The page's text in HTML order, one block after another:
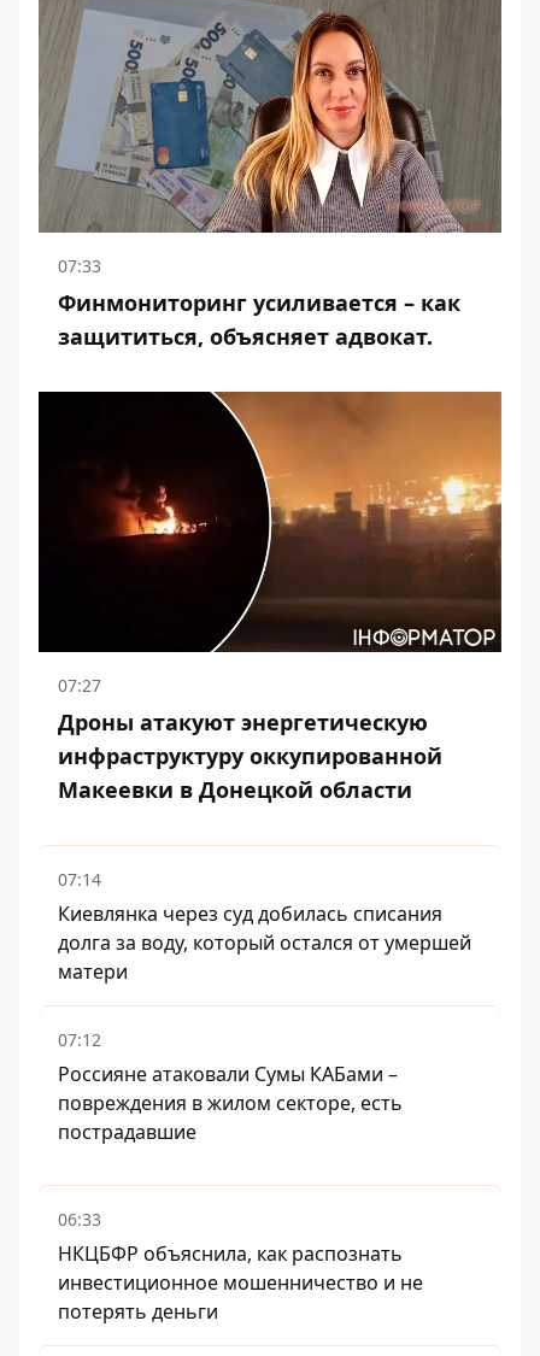
07:33
Финмониторинг усиливается – как
защититься, объясняет адвокат.
07:27
Дроны атакуют энергетическую
инфраструктуру оккупированной
Макеевки в Донецкой области
07:14
Киевлянка через суд добилась списания
долга за воду, который остался от умершей
матери
07:12
Россияне атаковали Сумы КАБами –
повреждения в жилом секторе, есть
пострадавшие
06:33
НКЦБФР объяснила, как распознать
инвестиционное мошенничество и не
потерять деньги